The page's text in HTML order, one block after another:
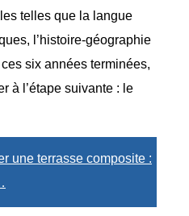
telles que la langue
l’histoire-géographie
six années terminées,
à l’étape suivante : le
une terrasse composite :